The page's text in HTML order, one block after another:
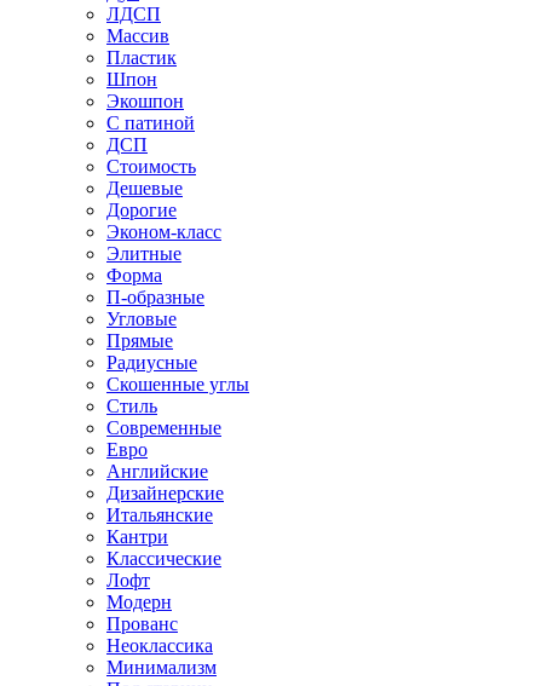
ЛДСП
Массив
Пластик
Шпон
Экошпон
С патиной
ДСП
Стоимость
Дешевые
Дорогие
Эконом-класс
Элитные
Форма
П-образные
Угловые
Прямые
Радиусные
Скошенные углы
Стиль
Современные
Евро
Английские
Дизайнерские
Итальянские
Кантри
Классические
Лофт
Модерн
Прованс
Неоклассика
Минимализм